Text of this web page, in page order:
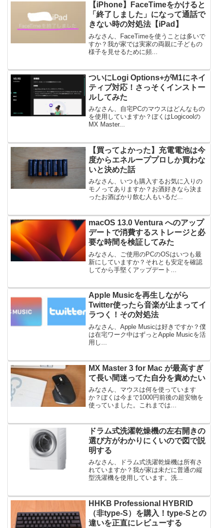
【iPhone】FaceTimeをかけると
「終了しました」になって通話で
きない時の対処法【iPad】
みなさん、FaceTimeを使うことは多いで
すか？我が家では実家の両親に子どもの
様子を見せるために頻...
ついにLogi Options+がM1にネイ
ティブ対応！さっそくインストー
ルしてみた
みなさん、自宅PCのマウスはどんなもの
を使用していますか？ぼくはLogicoolの
MX Master...
【買ってよかった】充電電池は今
度からエネループプロしか買わな
いと決めた話
みなさん、いつも購入するお気に入りの
モノってありますか？お酒好きなら決ま
ったお酒ばかり飲む人もいるだ...
macOS 13.0 Ventura へのアップ
デートで消費するストレージと必
要な時間を検証してみた
みなさん、ご使用のPCのOSはいつも最
新にしていますか？それとも安定を確認
してから手堅くアップデート...
Apple Musicを再生しながら
Twitter使ったら音楽が止まってイ
ラつく！その対処法
みなさん、Apple Musicは好きですか？僕
は在宅ワーク中はずっとApple Musicを活
用し...
MX Master 3 for Mac が最高すぎ
て長い間迷ってた自分を責めたい
みなさん、マウスは何を使っています
か？ぼくは今まで1000円前後の超安物を
使っていました。これまでは...
ドラム式洗濯乾燥機の左右開きの
選び方がわかりにくいので図で説
明する
みなさん、ドラム式洗濯乾燥機は所有さ
れていますか？我が家は未だに普通の縦
型洗濯機を使用しています。洗...
HHKB Professional HYBRID
（非type-S）を購入！type-Sとの
違いを正直にレビューする